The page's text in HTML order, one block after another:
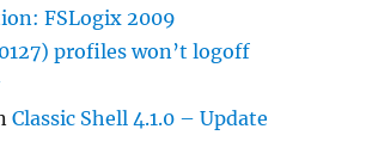
FSLogix 2009
profiles won’t logoff
Classic Shell 4.1.0 – Update